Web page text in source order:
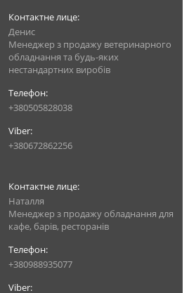
Денис
Менеджер з продажу ветеринарного
обладнання та будь-яких
нестандартних виробів
+380505828038
+380672862256
Наталля
Менеджер з продажу обладнання для
кафе, барів, ресторанів
+380988935077